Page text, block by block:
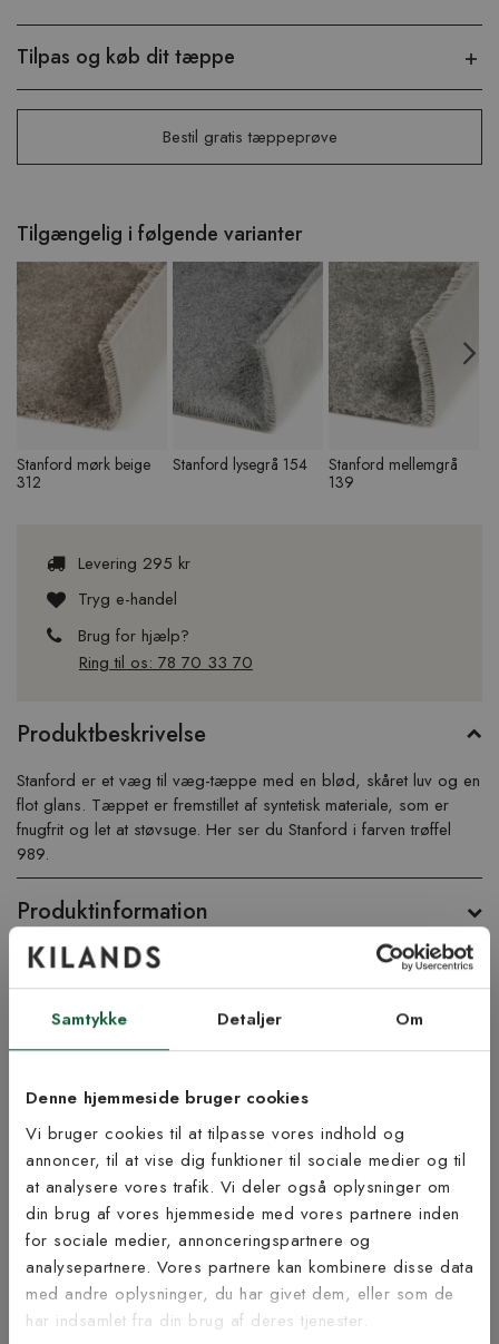
Samtykke Detaljer Om
Denne hjemmeside bruger cookies
Vi bruger cookies til at tilpasse vores indhold og
annoncer, til at vise dig funktioner til sociale medier og til
at analysere vores trafik. Vi deler også oplysninger om
din brug af vores hjemmeside med vores partnere inden
for sociale medier, annonceringspartnere og
analysepartnere. Vores partnere kan kombinere disse data
med andre oplysninger, du har givet dem, eller som de
har indsamlet fra din brug af deres tjenester.
Tilpas og køb dit tæppe
Bestil gratis tæppeprøve
Tilgængelig i følgende varianter
Previous
Stanford mørk beige
312
Stanford lysegrå 154
Stanford mellemgrå
139
Levering 295 kr
Tryg e-handel
Brug for hjælp?
Ring til os: 78 70 33 70
Produktbeskrivelse
Stanford er et væg til væg-tæppe med en blød, skåret luv og en
flot glans. Tæppet er fremstillet af syntetisk materiale, som er
fnugfrit og let at støvsuge. Her ser du Stanford i farven trøffel
989.
Produktinformation
Vigtig info
Lige nu kan leveringstiden blive noget længere ved køb af tæppe
med specialmål og langettering.
Tænk på at lægge fem cm ekstra til i skæresvind rundt om
tæppet hvis du skal lægge det som et væg til væg-tæppe. En
afvigelse på +/- 1-4 cm. på dine bestilte mål kan forekomme.
Åbent køb og returret gælder ikke da tæppet skæres til på mål.
Bestil gratis tæppeprøve!
Vil du føle på vores tæpper, før du beslutter dig? Vi tilbyder dig
muligheden for at bestille op til fem tæppeprøver helt gratis.
Portoen er 59 kr pr. bestilling, men dette beløb refunderer vi,
når du har afgivet din ordre (ved brug af den medfølgende
rabatkode). Find det rette tæppe til dig!
Tilmeld dig vores
nyhedsbrev
Vær blandt de første til at modtage vores tilbud,
tips og nyheder.